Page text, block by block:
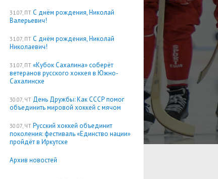
31.07, ПТ С днём рождения, Николай
Валерьевич!
31.07, ПТ С днём рождения, Николай
Николаевич!
31.07, ПТ «Кубок Сахалина» соберёт
ветеранов русского хоккея в Южно-
Сахалинске
30.07, ЧТ День Дружбы: Как СССР помог
объединить мировой хоккей с мячом
30.07, ЧТ Русский хоккей объединит
поколения: фестиваль «Единство нации»
пройдёт в Иркутске
Архив новостей